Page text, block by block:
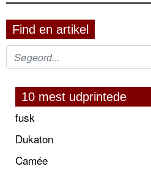
Find en artikel
10 mest udprintede
fusk
Dukaton
Camée